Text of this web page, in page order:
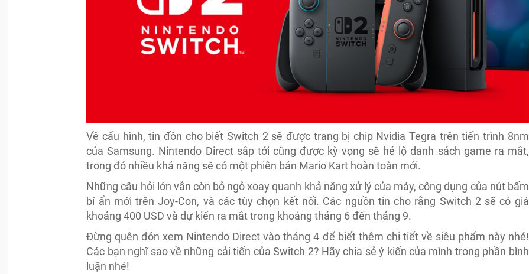
Về cấu hình, tin đồn cho biết Switch 2 sẽ được trang bị chip Nvidia Tegra trên tiến trình 8nm
của Samsung. Nintendo Direct sắp tới cũng được kỳ vọng sẽ hé lộ danh sách game ra mắt,
trong đó nhiều khả năng sẽ có một phiên bản Mario Kart hoàn toàn mới.
Những câu hỏi lớn vẫn còn bỏ ngỏ xoay quanh khả năng xử lý của máy, công dụng của nút bấm
bí ẩn mới trên Joy-Con, và các tùy chọn kết nối. Các nguồn tin cho rằng Switch 2 sẽ có giá
khoảng 400 USD và dự kiến ra mắt trong khoảng tháng 6 đến tháng 9.
Đừng quên đón xem Nintendo Direct vào tháng 4 để biết thêm chi tiết về siêu phẩm này nhé!
Các bạn nghĩ sao về những cải tiến của Switch 2? Hãy chia sẻ ý kiến của mình trong phần bình
luận nhé!